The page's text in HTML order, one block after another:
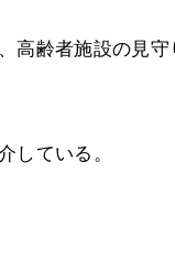
高齢者施設の見守
している。